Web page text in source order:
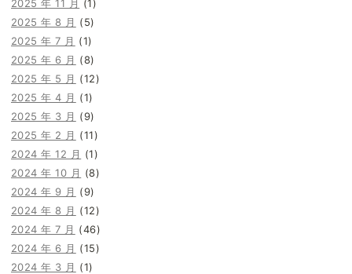
2025 年 11 月 (1)
2025 年 8 月 (5)
2025 年 7 月 (1)
2025 年 6 月 (8)
2025 年 5 月 (12)
2025 年 4 月 (1)
2025 年 3 月 (9)
2025 年 2 月 (11)
2024 年 12 月 (1)
2024 年 10 月 (8)
2024 年 9 月 (9)
2024 年 8 月 (12)
2024 年 7 月 (46)
2024 年 6 月 (15)
2024 年 3 月 (1)